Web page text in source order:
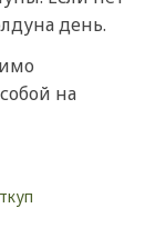
день.
на